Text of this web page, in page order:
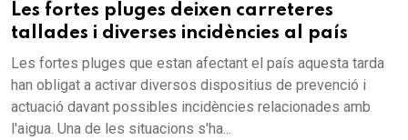
Les fortes pluges deixen carreteres
tallades i diverses incidències al país
Les fortes pluges que estan afectant el país aquesta tarda
han obligat a activar diversos dispositius de prevenció i
actuació davant possibles incidències relacionades amb
l'aigua. Una de les situacions s'ha...